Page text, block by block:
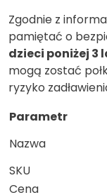
Zgodnie z
pamiętać o
dzieci poniżej 3
mogą zostać
ryzyko
Parametr
Nazwa
SKU
Cena